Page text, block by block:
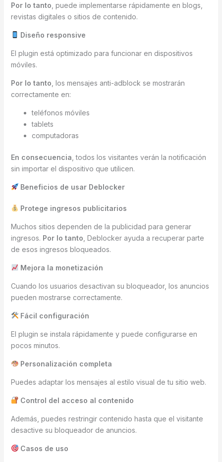
Por lo tanto , puede implementarse rápidamente en blogs,
revistas digitales o sitios de contenido.
Diseño responsive
El plugin está optimizado para funcionar en dispositivos
móviles.
Por lo tanto , los mensajes anti-adblock se mostrarán
correctamente en:
teléfonos móviles
tablets
computadoras
En consecuencia , todos los visitantes verán la notificación
sin importar el dispositivo que utilicen.
Beneficios de usar Deblocker
Protege ingresos publicitarios
Muchos sitios dependen de la publicidad para generar
ingresos. Por lo tanto , Deblocker ayuda a recuperar parte
de esos ingresos bloqueados.
Mejora la monetización
Cuando los usuarios desactivan su bloqueador, los anuncios
pueden mostrarse correctamente.
Fácil configuración
El plugin se instala rápidamente y puede configurarse en
pocos minutos.
Personalización completa
Puedes adaptar los mensajes al estilo visual de tu sitio web.
Control del acceso al contenido
Además, puedes restringir contenido hasta que el visitante
desactive su bloqueador de anuncios.
Casos de uso